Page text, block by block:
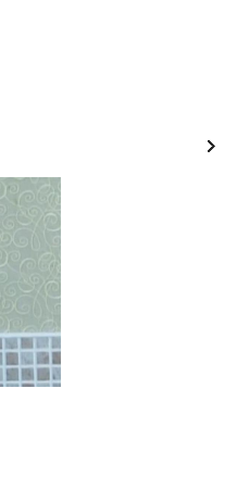
icon